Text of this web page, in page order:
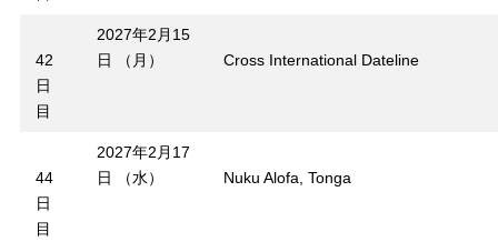
42
日
目
2027年2月15
日 （月）
Cross International Dateline
44
日
目
2027年2月17
日 （水）
Nuku Alofa, Tonga